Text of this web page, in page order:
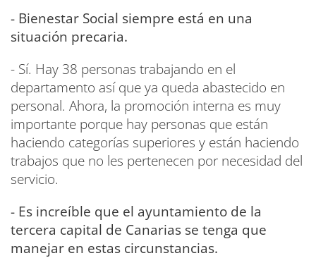
- Bienestar Social siempre está en una
situación precaria.
- Sí. Hay 38 personas trabajando en el
departamento así que ya queda abastecido en
personal. Ahora, la promoción interna es muy
importante porque hay personas que están
haciendo categorías superiores y están haciendo
trabajos que no les pertenecen por necesidad del
servicio.
- Es increíble que el ayuntamiento de la
tercera capital de Canarias se tenga que
manejar en estas circunstancias.